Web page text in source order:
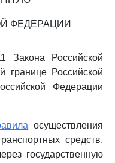
ФЕДЕРАЦИИ
Закона Российской
границе Российской
Федерации
осуществления
средств,
государственную